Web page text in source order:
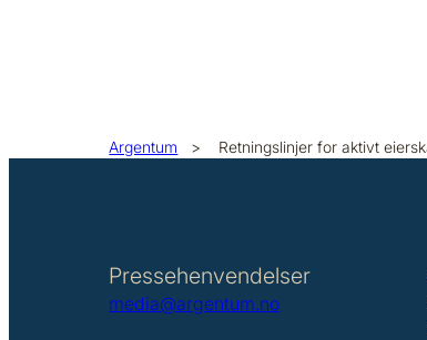
Argentum > Retningslinjer for aktivt
Pressehenvendelser
media@argentum.no